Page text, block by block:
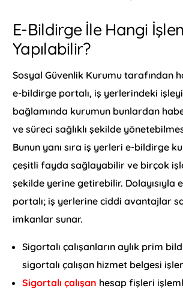
E-Bildirge İle Hangi
Yapılabilir?
Sosyal Güvenlik Kurumu tarafından
e-bildirge portalı, iş yerlerindeki
bağlamında kurumun bunlardan
ve süreci sağlıklı şekilde
Bunun yanı sıra iş yerleri e-bildirge
çeşitli fayda sağlayabilir ve birçok
şekilde yerine getirebilir. Dolayısıyla
portalı; iş yerlerine ciddi avantajlar
imkanlar sunar.
Sigortalı çalışanların aylık prim
sigortalı çalışan hizmet belgesi
Sigortalı çalışan hesap fişleri